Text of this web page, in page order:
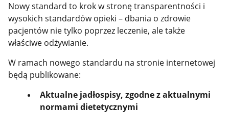
Nowy standard to krok w stronę transparentności i
wysokich standardów opieki – dbania o zdrowie
pacjentów nie tylko poprzez leczenie, ale także
właściwe odżywianie.
W ramach nowego standardu na stronie internetowej
będą publikowane:
Aktualne jadłospisy, zgodne z aktualnymi
normami dietetycznymi